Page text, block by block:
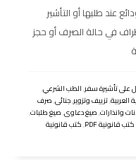
عند طلبها أو التأشير
في حالة الصرف أو حجز
على تأشيرة سفر,الطب الشرعي,
العربية,تزييف وتزوير,جنائى,صرف
وانذارات,صيغ دعاوى,صيغ طلبات,
كتب قانونية PDF ,كتب قانونية